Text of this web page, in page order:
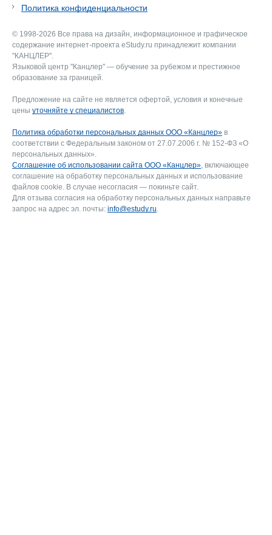
Политика конфиденциальности
© 1998-2026 Все права на дизайн, информационное и графическое
содержание интернет-проекта eStudy.ru принадлежит компании
"КАНЦЛЕР".
Языковой центр "Канцлер" — обучение за рубежом и престижное
образование за границей.
Предложение на сайте не является офертой, условия и конечные
цены уточняйте у специалистов.
Политика обработки персональных данных ООО «Канцлер» в
соответствии с Федеральным законом от 27.07.2006 г. № 152-ФЗ «О
персональных данных».
Соглашение об использовании сайта ООО «Канцлер», включающее
соглашение на обработку персональных данных и использование
файлов cookie. В случае несогласия — покиньте сайт.
Для отзыва согласия на обработку персональных данных направьте
запрос на адрес эл. почты: info@estudy.ru.